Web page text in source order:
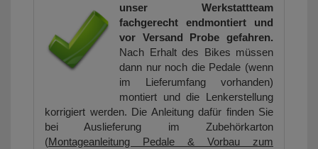
unser Werkstattteam
fachgerecht endmontiert und
vor Versand Probe gefahren.
Nach Erhalt des Bikes müssen
dann nur noch die Pedale (wenn
im Lieferumfang vorhanden)
montiert und die Lenkerstellung
korrigiert werden. Die Anleitung dafür finden Sie
bei Auslieferung im Zubehörkarton
(Montageanleitung Pedale & Vorbau zum